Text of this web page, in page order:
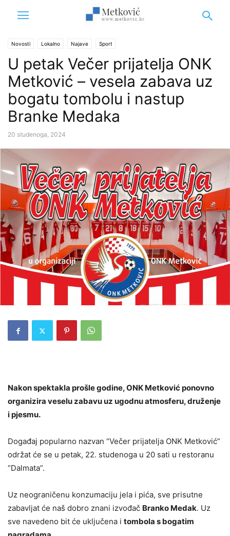
Novosti Lokalno Najave Sport
U petak Večer prijatelja ONK
Metković – vesela zabava uz
bogatu tombolu i nastup
Branke Medaka
20 studenoga, 2024
Nakon spektakla prošle godine, ONK Metković ponovno
organizira veselu zabavu uz ugodnu atmosferu, druženje
i pjesmu.
Događaj popularno nazvan “Večer prijatelja ONK Metković”
održat će se u petak, 22. studenoga u 20 sati u restoranu
“Dalmata”.
Uz neograničenu konzumaciju jela i pića, sve prisutne
zabavljat će naš dobro znani izvođač Branko Medak. Uz
sve navedeno bit će uključena i tombola s bogatim